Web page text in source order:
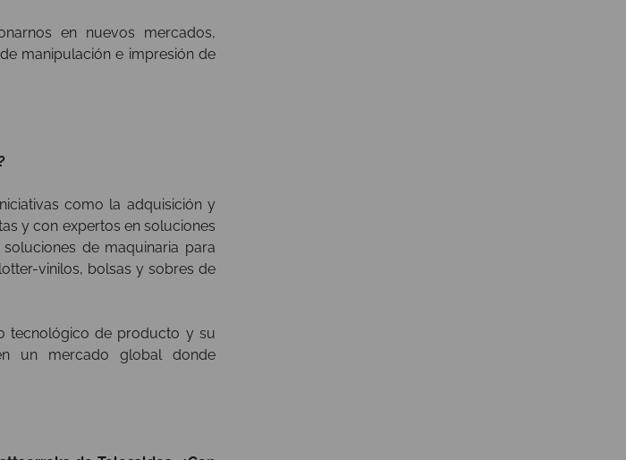
en nuevos mercados,
manipulación e impresión de
como la adquisición y
y con expertos en soluciones
de maquinaria para
vinilos, bolsas y sobres de
tecnológico de producto y su
un mercado global donde